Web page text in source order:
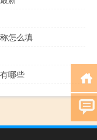
怎么填
哪些